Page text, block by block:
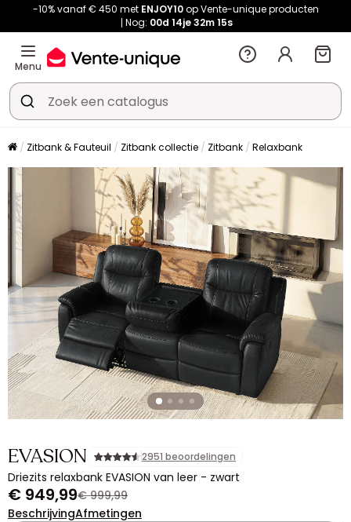
-10% vanaf € 450 met ENJOY10op Vente-unique producten
Nog: 00d 14je32m13s
Menu
Zitbank & Fauteuil Zitbank collectie Zitbank Relaxbank
EVASION 2951 beoordelingen
Driezits relaxbank EVASION van leer - zwart
€ 949,99€ 999,99
BeschrijvingAfmetingen